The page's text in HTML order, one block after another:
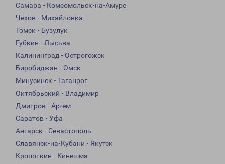
Самара - Комсомольск-на-Амуре
Чехов - Михайловка
Томск - Бузулук
Губкин - Лысьва
Калининград - Острогожск
Биробиджан - Омск
Минусинск - Таганрог
Октябрьский - Владимир
Дмитров - Артем
Саратов - Уфа
Ангарск - Севастополь
Славянск-на-Кубани - Якутск
Кропоткин - Кинешма